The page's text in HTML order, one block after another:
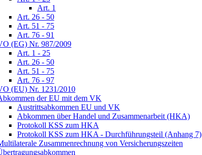
Art. 1
Art. 26 - 50
Art. 51 - 75
Art. 76 - 91
(EG) Nr. 987/2009
Art. 1 - 25
Art. 26 - 50
Art. 51 - 75
Art. 76 - 97
(EU) Nr. 1231/2010
der EU mit dem VK
Austrittsabkommen EU und VK
Abkommen über Handel und Zusammenarbeit (HKA)
Protokoll KSS zum HKA
Protokoll KSS zum HKA - Durchführungsteil (Anhang 7)
Zusammenrechnung von Versicherungszeiten